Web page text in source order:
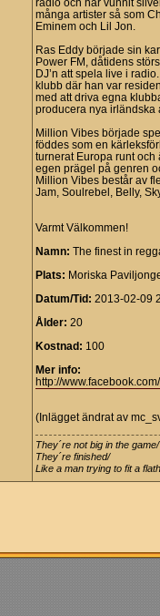
radio och har vunnit
många artister så som
Eminem och Lil Jon.
Ras Eddy började sin
Power FM, dåtidens
DJ’n att spela live i
klubb där han var
med att driva egna
producera nya irländska
Million Vibes började
föddes som en
turnerat Europa runt och
egen prägel på genren
Million Vibes består av
Jam, Soulrebel, Belly,
Varmt Välkommen!
Namn: The finest in
Plats: Moriska
Datum/Tid: 2013-02-09
Ålder: 20
Kostnad: 100
Mer info:
http://
(Inlägget ändrat av
They´re not big in the game/
They´re finished/
Like a man trying to fit a